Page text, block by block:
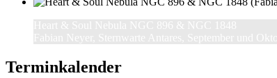
Terminkalender